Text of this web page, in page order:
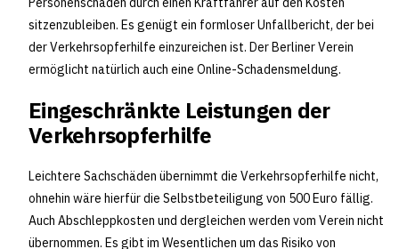
sitzenzubleiben. Es genügt ein formloser Unfallbericht, der bei
der Verkehrsopferhilfe einzureichen ist. Der Berliner Verein
ermöglicht natürlich auch eine Online-Schadensmeldung.
Eingeschränkte Leistungen der
Verkehrsopferhilfe
Leichtere Sachschäden übernimmt die Verkehrsopferhilfe nicht,
ohnehin wäre hierfür die Selbstbeteiligung von 500 Euro fällig.
Auch Abschleppkosten und dergleichen werden vom Verein nicht
übernommen. Es gibt im Wesentlichen um das Risiko von